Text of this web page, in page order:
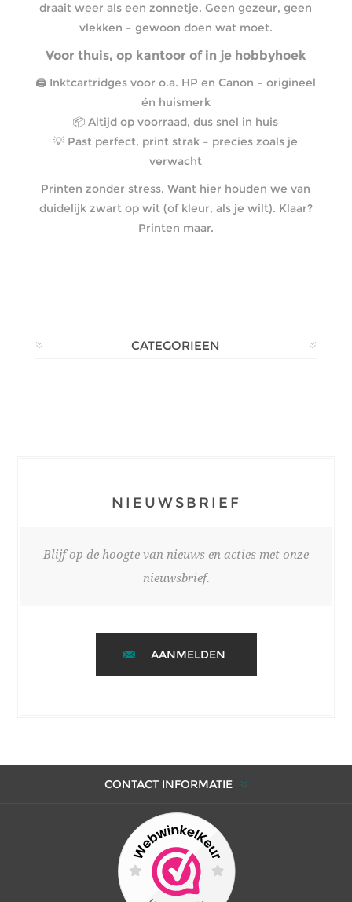
draait weer als een zonnetje. Geen gezeur, geen
vlekken – gewoon doen wat moet.
Voor thuis, op kantoor of in je hobbyhoek
🖨️ Inktcartridges voor o.a. HP en Canon – origineel
én huismerk
📦 Altijd op voorraad, dus snel in huis
💡 Past perfect, print strak – precies zoals je
verwacht
Printen zonder stress. Want hier houden we van
duidelijk zwart op wit (of kleur, als je wilt). Klaar?
Printen maar.
CATEGORIEEN
NIEUWSBRIEF
Blijf op de hoogte van nieuws en acties met onze
nieuwsbrief.
AANMELDEN
CONTACT INFORMATIE